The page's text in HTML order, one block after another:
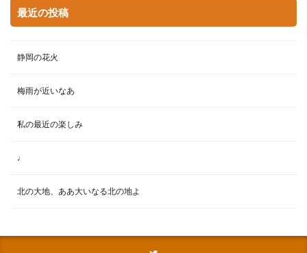
最近の投稿
静岡の花火
梅雨が近いなあ
私の最近の楽しみ
♩
北の大地、ああ大いなる北の地よ